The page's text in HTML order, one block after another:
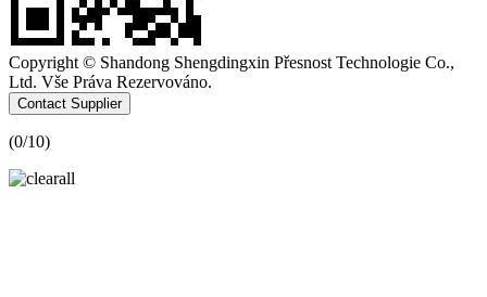
Copyright © Shandong Shengdingxin Přesnost Technologie Co.,
Ltd. Vše Práva Rezervováno.
Contact Supplier
(0/10)